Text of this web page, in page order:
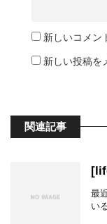
新しいコメン
新しい投稿を
関連記事
最
い